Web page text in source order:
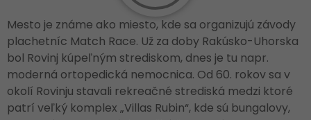
Mesto je známe ako miesto, kde sa organizujú závody
plachetníc Match Race. Už za doby Rakúsko-Uhorska
bol Rovinj kúpeľným strediskom, dnes je tu napr.
moderná ortopedická nemocnica. Od 60. rokov sa v
okolí Rovinju stavali rekreačné strediská medzi ktoré
patrí veľký komplex „Villas Rubin“, kde sú bungalovy,